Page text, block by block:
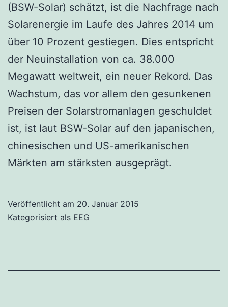
(BSW-Solar) schätzt, ist die Nachfrage nach
Solarenergie im Laufe des Jahres 2014 um
über 10 Prozent gestiegen. Dies entspricht
der Neuinstallation von ca. 38.000
Megawatt weltweit, ein neuer Rekord. Das
Wachstum, das vor allem den gesunkenen
Preisen der Solarstromanlagen geschuldet
ist, ist laut BSW-Solar auf den japanischen,
chinesischen und US-amerikanischen
Märkten am stärksten ausgeprägt.
Veröffentlicht am 20. Januar 2015
Kategorisiert als EEG